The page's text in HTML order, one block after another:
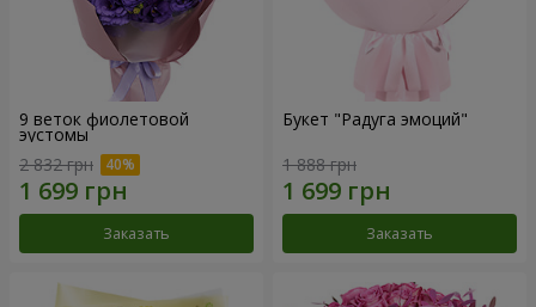
9 веток фиолетовой
эустомы
2 832 грн
Заказать
Букет "Радуга эмоций"
1 888 грн
Заказать